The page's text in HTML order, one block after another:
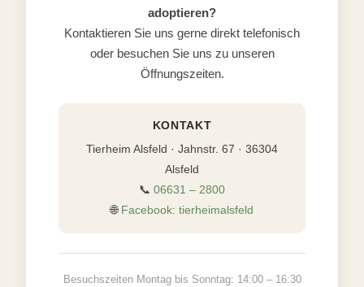
adoptieren?
Kontaktieren Sie uns gerne direkt telefonisch
oder besuchen Sie uns zu unseren
Öffnungszeiten.
KONTAKT
Tierheim Alsfeld · Jahnstr. 67 · 36304
Alsfeld
📞 06631 – 2800
🌐 Facebook: tierheimalsfeld
Besuchszeiten Montag bis Sonntag: 14:00 – 16:30